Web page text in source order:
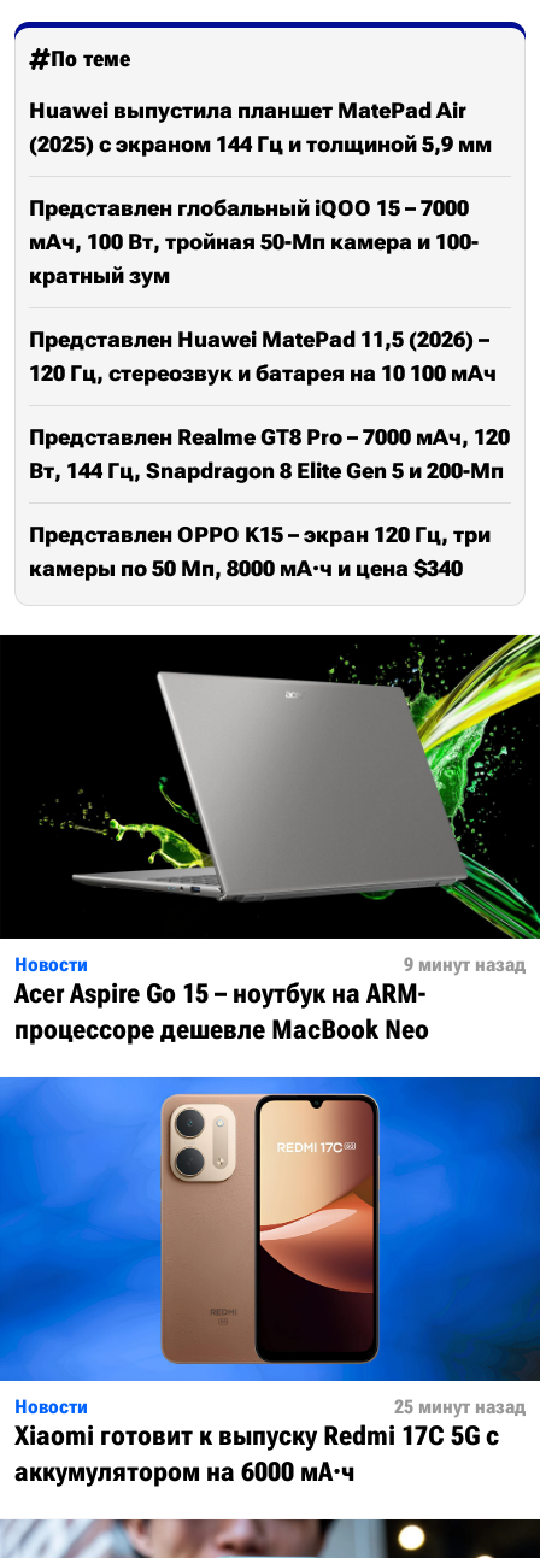
По теме
Huawei выпустила планшет MatePad Air
(2025) с экраном 144 Гц и толщиной 5,9 мм
Представлен глобальный iQOO 15 – 7000
мАч, 100 Вт, тройная 50-Мп камера и 100-
кратный зум
Представлен Huawei MatePad 11,5 (2026) –
120 Гц, стереозвук и батарея на 10 100 мАч
Представлен Realme GT8 Pro – 7000 мАч, 120
Вт, 144 Гц, Snapdragon 8 Elite Gen 5 и 200-Мп
Представлен OPPO K15 – экран 120 Гц, три
камеры по 50 Мп, 8000 мА·ч и цена $340
Новости 9 минут назад
Acer Aspire Go 15 – ноутбук на ARM-
процессоре дешевле MacBook Neo
Новости 25 минут назад
Xiaomi готовит к выпуску Redmi 17C 5G с
аккумулятором на 6000 мА·ч